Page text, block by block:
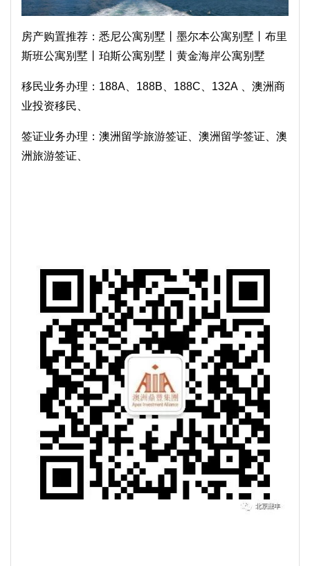
房产购置推荐： 悉尼公寓别墅 墨尔本公寓别墅
布里
斯班公寓别墅
珀斯公寓别墅 黄金海岸公寓别墅
移民业务办理： 188A 188B 188C 132A
澳洲商
业投资移民
签证业务办理： 澳洲留学旅游签证 澳洲留学签证
澳
洲旅游签证